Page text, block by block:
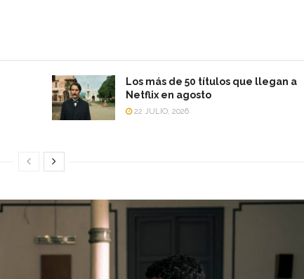
Los más de 50 títulos que llegan a
Netflix en agosto
22 JULIO, 2026